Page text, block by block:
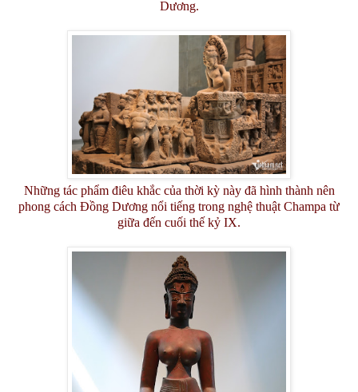
Dương.
Những tác phẩm điêu khắc của thời kỳ này đã hình thành nên
phong cách Đồng Dương nổi tiếng trong nghệ thuật Champa từ
giữa đến cuối thế kỷ IX.